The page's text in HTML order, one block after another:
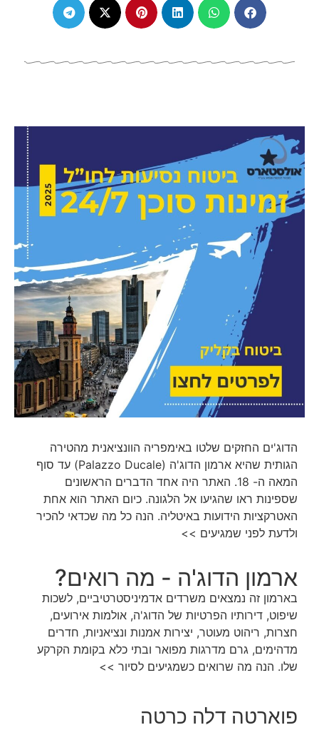
הדוג'ים החזקים שלטו באימפריה הוונציאנית מהטירה
הגותית שהיא ארמון הדוג'ה (Palazzo Ducale) עד סוף
המאה ה- 18. האתר היה אחד הדברים הראשונים
שספינות ראו שהגיעו אל הלגונה. כיום האתר הוא אחת
האטרקציות הידועות באיטליה. הנה כל מה שכדאי להכיר
ולדעת לפני שמגיעים >>
ארמון הדוג'ה - מה רואים?
בארמון זה נמצאים משרדים אדמיניסטרטיביים, לשכות
שיפוט, דירותיו הפרטיות של הדוג'ה, אולמות אירועים,
חצרות, ריהוט מעוטר, יצירות אמנות ונציאניות, חדרים
מדהימים, גרם מדרגות מפואר ובתי כלא בקומת הקרקע
שלו. הנה מה שרואים כשמגיעים לסיור >>
פוארטה דלה כרטה